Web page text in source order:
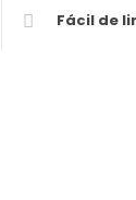
Fácil de